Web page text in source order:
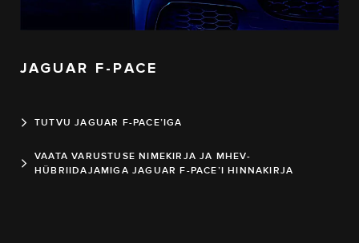
JAGUAR F-PACE
TUTVU JAGUAR F-PACE’IGA
VAATA VARUSTUSE NIMEKIRJA JA MHEV-
HÜBRIIDAJAMIGA JAGUAR F-PACE’I HINNAKIRJA